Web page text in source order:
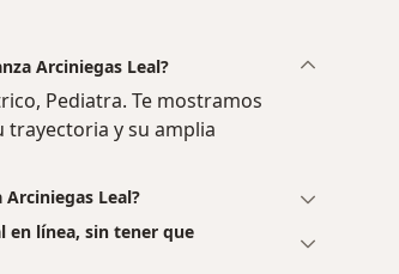
Arciniegas Leal?
Pediatra. Te mostramos
trayectoria y su amplia
Leal?
en línea, sin tener que